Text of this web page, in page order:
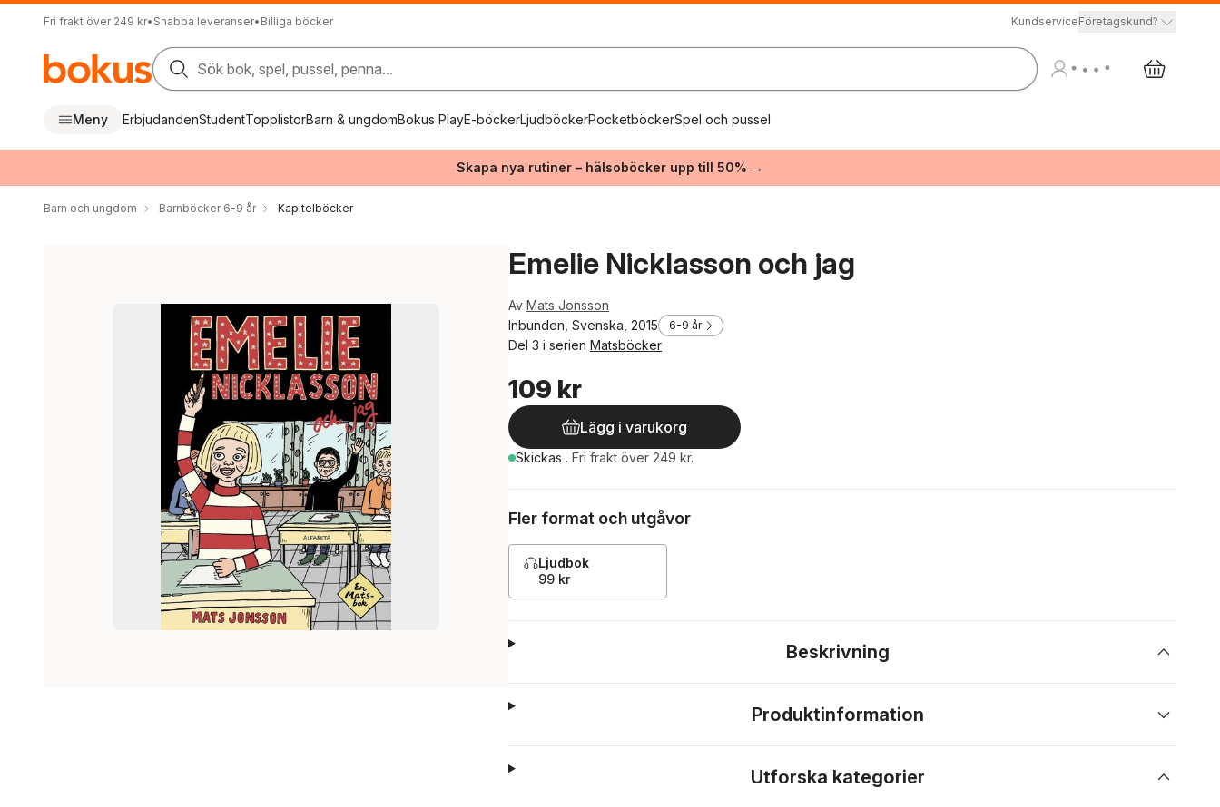
Fri frakt över 249 kr• Snabba leveranser• Billiga böcker KundserviceFöretagskund?
Sök bok, spel, pussel, penna...
Meny ErbjudandenStudentTopplistorBarn & ungdomBokus PlayE-böckerLjudböckerPocketböckerSpel och pussel
Skapa nya rutiner – hälsoböcker upp till 50% →
Barn och ungdom Barnböcker 6-9 år Kapitelböcker
Emelie Nicklasson och jag
Av Mats Jonsson
Inbunden, Svenska, 2015
6-9 år
Del 3 i serien Matsböcker
109 kr
Lägg i varukorg
Skickas . Fri frakt över 249 kr.
Fler format och utgåvor
Ljudbok
99 kr
Beskrivning
Produktinformation
Utforska kategorier